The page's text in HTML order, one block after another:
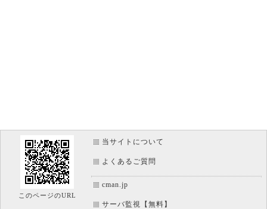
このページのURL
当サイトについて
よくあるご質問
cman.jp
サーバ監視【無料】